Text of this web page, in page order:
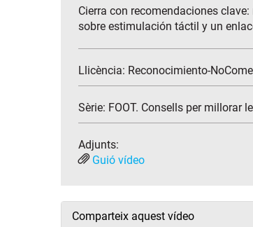
Cierra con recomendaciones
sobre estimulación táctil y un
Llicència: Reconocimiento-
Sèrie: FOOT. Consells per millorar
Adjunts:
Guió vídeo
Comparteix aquest vídeo